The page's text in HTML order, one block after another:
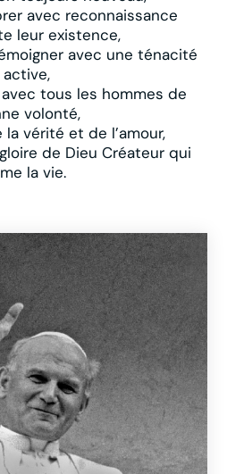
avec reconnaissance
leur existence,
avec une ténacité
active,
tous les hommes de
volonté,
vérité et de l’amour,
de Dieu Créateur qui
la vie.